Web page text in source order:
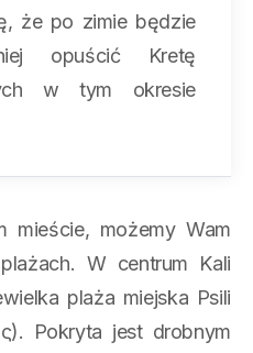
że po zimie będzie
opuścić Kretę
w tym okresie
mieście, możemy Wam
W centrum Kali
plaża miejska Psili
Pokryta jest drobnym